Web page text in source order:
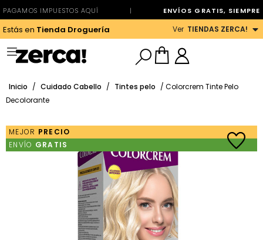
PAGAMOS IMPUESTOS AQUÍ | ENVÍOS GRATIS, SIEMPRE
Estás en Tienda Droguería Ver TIENDAS ZERCA!
Inicio / Cuidado Cabello / Tintes pelo / Colorcrem Tinte Pelo
Decolorante
MEJOR PRECIO
ENVÍO GRATIS